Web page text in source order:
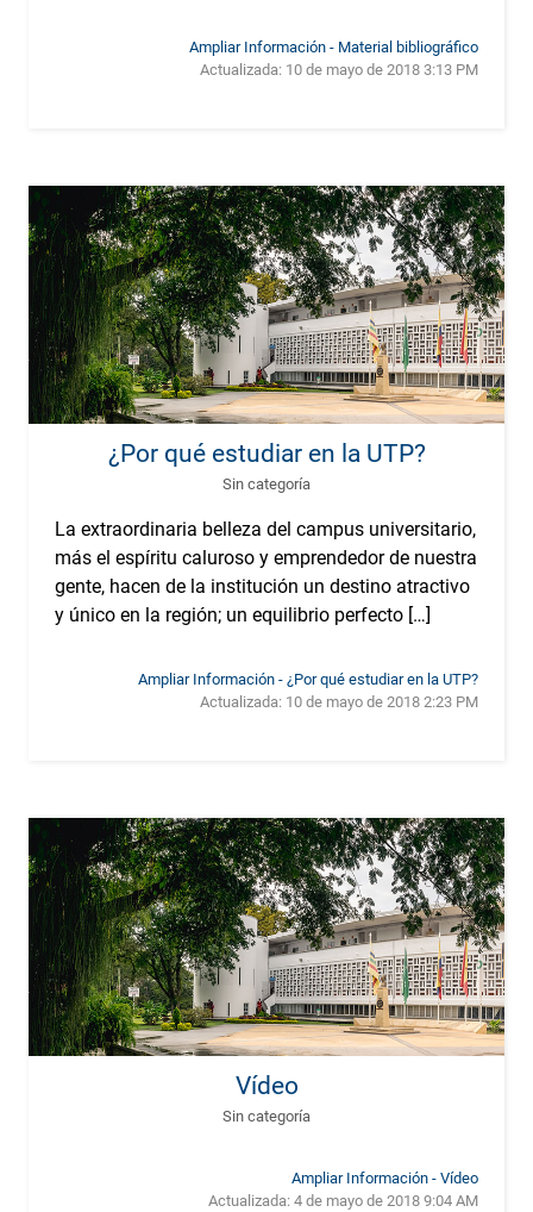
Ampliar Información - Material bibliográfico
Actualizada: 10 de mayo de 2018 3:13 PM
¿Por qué estudiar en la UTP?
Sin categoría
La extraordinaria belleza del campus universitario,
más el espíritu caluroso y emprendedor de nuestra
gente, hacen de la institución un destino atractivo
y único en la región; un equilibrio perfecto […]
Ampliar Información - ¿Por qué estudiar en la UTP?
Actualizada: 10 de mayo de 2018 2:23 PM
Vídeo
Sin categoría
Ampliar Información - Vídeo
Actualizada: 4 de mayo de 2018 9:04 AM